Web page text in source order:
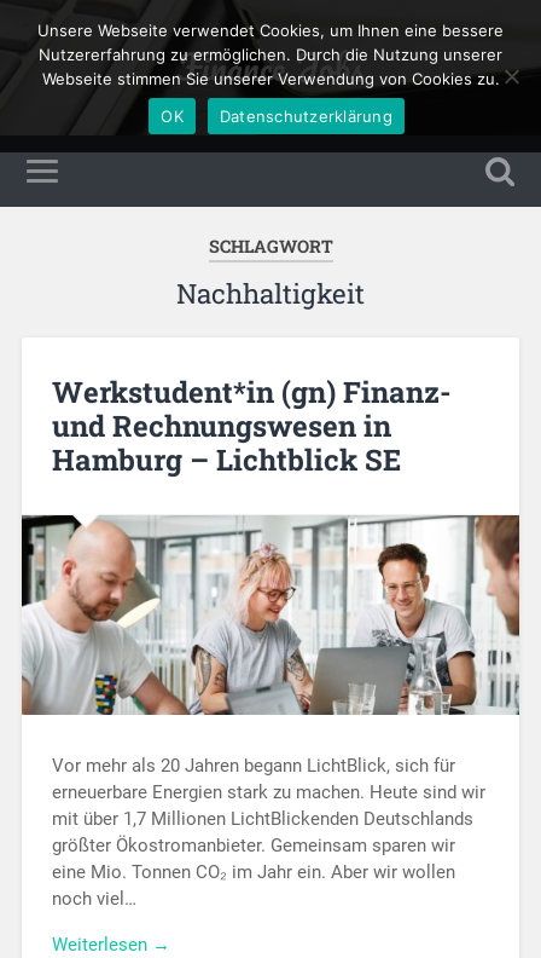
Finance Jobs
SCHLAGWORT
Nachhaltigkeit
Werkstudent*in (gn) Finanz-
und Rechnungswesen in
Hamburg – Lichtblick SE
Vor mehr als 20 Jahren begann LichtBlick, sich für
erneuerbare Energien stark zu machen. Heute sind wir
mit über 1,7 Millionen LichtBlickenden Deutschlands
größter Ökostromanbieter. Gemeinsam sparen wir
eine Mio. Tonnen CO₂ im Jahr ein. Aber wir wollen
noch viel…
Weiterlesen →
Unsere Webseite verwendet Cookies, um Ihnen eine bessere
Nutzererfahrung zu ermöglichen. Durch die Nutzung unserer
Webseite stimmen Sie unserer Verwendung von Cookies zu.
OK
Datenschutzerklärung